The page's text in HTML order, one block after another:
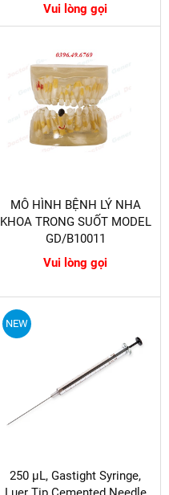
Vui lòng gọi
MÔ HÌNH BỆNH LÝ NHA
KHOA TRONG SUỐT MODEL
GD/B10011
Vui lòng gọi
NEW
250 µL, Gastight Syringe,